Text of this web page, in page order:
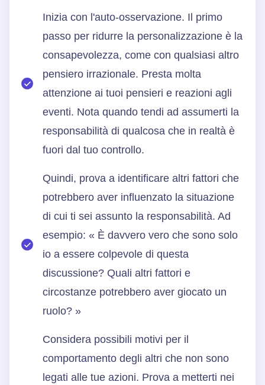
Inizia con l'auto-osservazione. Il primo
passo per ridurre la personalizzazione è la
consapevolezza, come con qualsiasi altro
pensiero irrazionale. Presta molta
attenzione ai tuoi pensieri e reazioni agli
eventi. Nota quando tendi ad assumerti la
responsabilità di qualcosa che in realtà è
fuori dal tuo controllo.
Quindi, prova a identificare altri fattori che
potrebbero aver influenzato la situazione
di cui ti sei assunto la responsabilità. Ad
esempio: « È davvero vero che sono solo
io a essere colpevole di questa
discussione? Quali altri fattori e
circostanze potrebbero aver giocato un
ruolo? »
Considera possibili motivi per il
comportamento degli altri che non sono
legati alle tue azioni. Prova a metterti nei